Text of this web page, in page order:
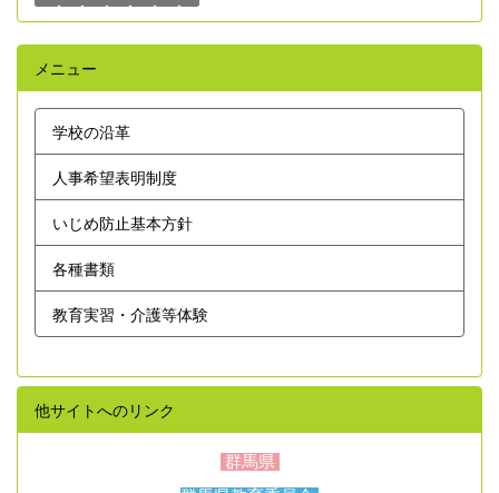
メニュー
学校の沿革
人事希望表明制度
いじめ防止基本方針
各種書類
教育実習・介護等体験
他サイトへのリンク
群馬県